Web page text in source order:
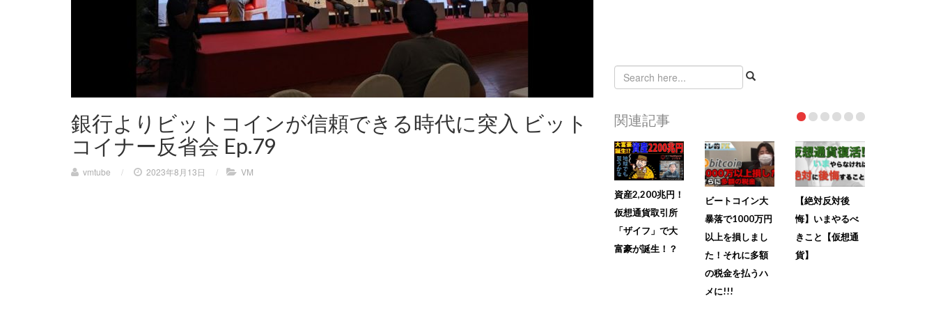
銀行よりビットコインが信頼できる時代に突入 ビット
コイナー反省会 Ep.79
vmtube / 2023年8月13日 / VM
関連記事
資産2,200兆円！
仮想通貨取引所
「ザイフ」で大
富豪が誕生！？
ビートコイン大
暴落で1000万円
以上を損しまし
た！それに多額
の税金を払うハ
メに!!!
【絶対反対後
悔】いまやるべ
きこと【仮想通
貨】